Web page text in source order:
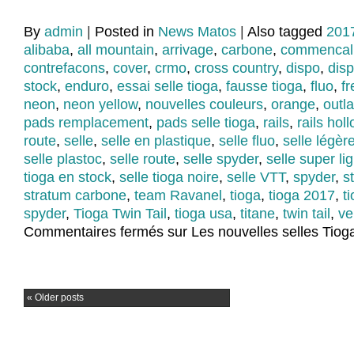
By admin Posted in News Matos Also tagged
alibaba, all mountain, arrivage, carbone, commencal
contrefacons, cover, crmo, cross country, dispo,
stock, enduro, essai selle tioga, fausse tioga, fluo,
neon, neon yellow, nouvelles couleurs, orange,
pads remplacement, pads selle tioga, rails, rails
route, selle, selle en plastique, selle fluo, selle
selle plastoc, selle route, selle spyder, selle super
tioga en stock, selle tioga noire, selle VTT, spyder,
stratum carbone, team Ravanel , tioga, tioga 2017,
spyder, Tioga Twin Tail , tioga usa, titane, twin tail ,
Commentaires fermés sur Les nouvelles selles
« Older posts